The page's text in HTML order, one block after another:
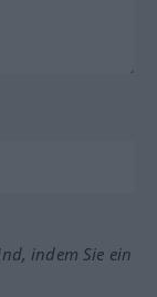
indem Sie ein